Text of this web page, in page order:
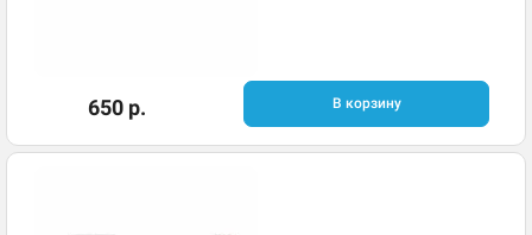
650 р. В корзину